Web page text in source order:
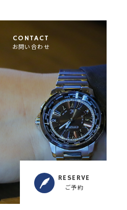
CONTACT
お問い合わせ
RESERVE
ご予約